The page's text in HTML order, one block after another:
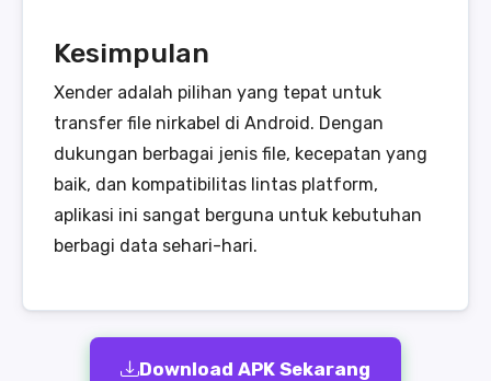
Kesimpulan
Xender adalah pilihan yang tepat untuk
transfer file nirkabel di Android. Dengan
dukungan berbagai jenis file, kecepatan yang
baik, dan kompatibilitas lintas platform,
aplikasi ini sangat berguna untuk kebutuhan
berbagi data sehari-hari.
Download APK Sekarang